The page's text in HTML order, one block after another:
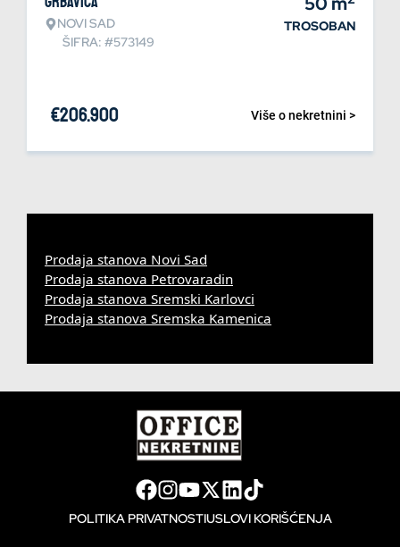
NOVI SAD
ŠIFRA: #573149
TROSOBAN
Više o nekretnini >
€206.900
Prodaja stanova Novi Sad
Prodaja stanova Petrovaradin
Prodaja stanova Sremski Karlovci
Prodaja stanova Sremska Kamenica
POLITIKA PRIVATNOSTIUSLOVI KORIŠĆENJA